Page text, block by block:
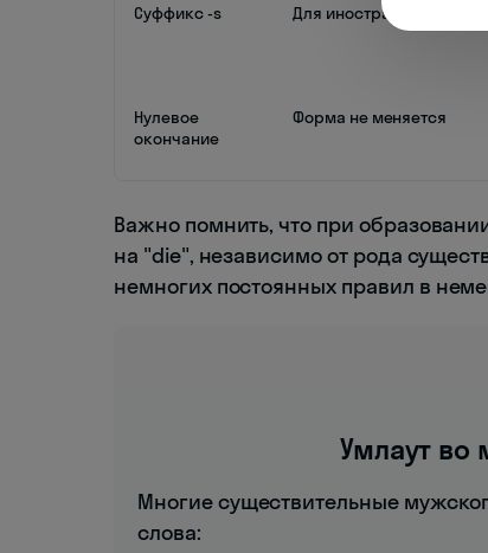
Суффикс -s
Для иностранных слов,
Нулевое
окончание
Форма не меняется
Важно помнить, что при
на "die", независимо от рода
немногих постоянных правил в
Умлаут во
Многие существительные
слова: